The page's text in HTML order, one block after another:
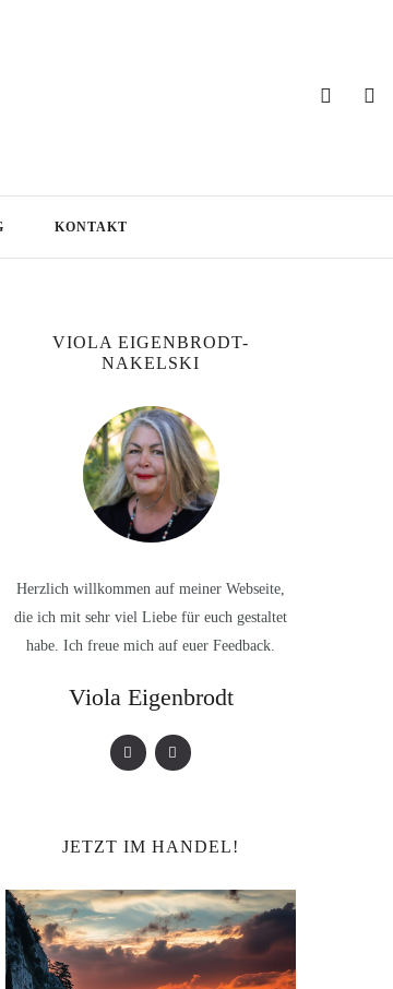
KONTAKT
VIOLA EIGENBRODT-
NAKELSKI
Herzlich willkommen auf meiner Webseite,
die ich mit sehr viel Liebe für euch gestaltet
habe. Ich freue mich auf euer Feedback.
Viola Eigenbrodt
JETZT IM HANDEL!